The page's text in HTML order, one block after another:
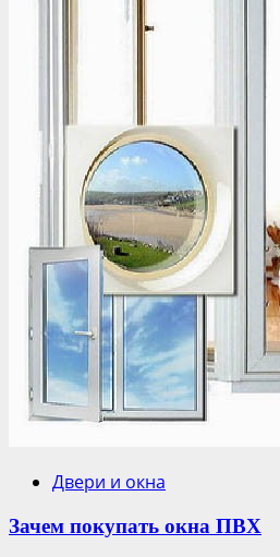
Двери и окна
Зачем покупать окна ПВХ